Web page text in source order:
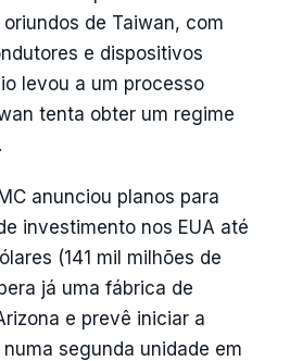
de Taiwan, com
e dispositivos
levou a um processo
tenta obter um regime
anunciou planos para
investimento nos EUA até
(141 mil milhões de
já uma fábrica de
e prevê iniciar a
segunda unidade em